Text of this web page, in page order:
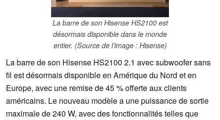
La barre de son Hisense HS2100 est
désormais disponible dans le monde
entier. (Source de l'image : Hisense)
La barre de son Hisense HS2100 2.1 avec subwoofer sans
fil est désormais disponible en Amérique du Nord et en
Europe, avec une remise de 45 % offerte aux clients
américains. Le nouveau modèle a une puissance de sortie
maximale de 240 W, avec des fonctionnalités telles que